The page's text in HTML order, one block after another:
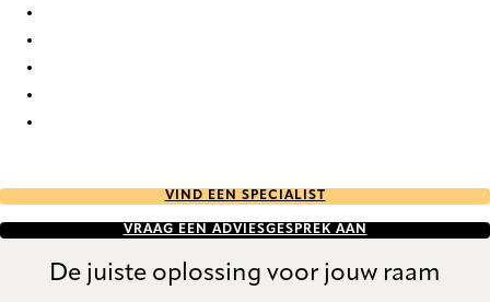
VIND EEN SPECIALIST
VRAAG EEN ADVIESGESPREK AAN
De juiste oplossing voor jouw raam